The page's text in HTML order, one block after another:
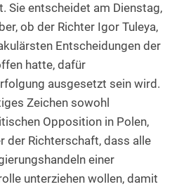
Sie entscheidet am Dienstag,
ob der Richter Igor Tuleya,
Entscheidungen der
hatte, dafür
ausgesetzt sein wird.
Zeichen sowohl
Opposition in Polen,
der Richterschaft, dass alle
einer
unterziehen wollen, damit